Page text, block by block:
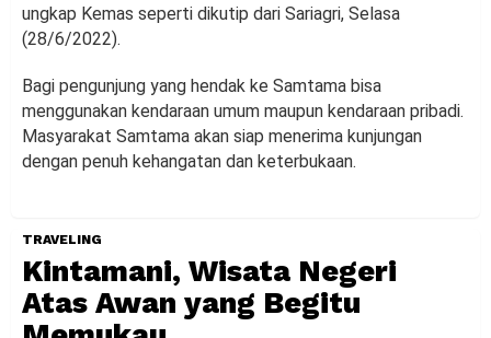
ungkap Kemas seperti dikutip dari Sariagri, Selasa
(28/6/2022).
Bagi pengunjung yang hendak ke Samtama bisa
menggunakan kendaraan umum maupun kendaraan pribadi.
Masyarakat Samtama akan siap menerima kunjungan
dengan penuh kehangatan dan keterbukaan.
TRAVELING
Kintamani, Wisata Negeri
Atas Awan yang Begitu